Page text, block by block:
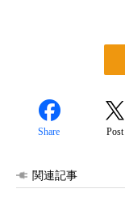
Share Post
関連記事